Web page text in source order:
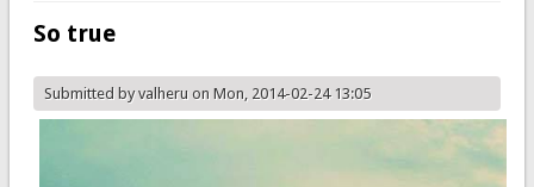
So true
Submitted byvalheruon Mon, 2014-02-24 13:05